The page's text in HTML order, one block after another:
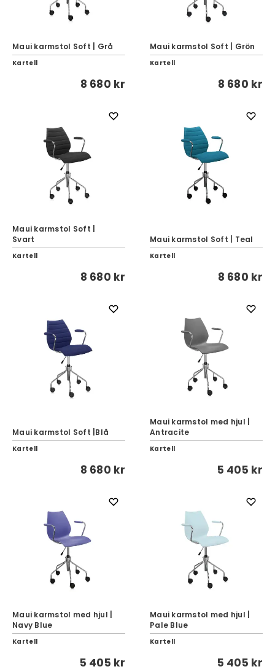
Maui karmstol Soft | Grå
Kartell
8 680 kr
Maui karmstol Soft | Grön
Kartell
8 680 kr
Maui karmstol Soft |
Svart
Kartell
8 680 kr
Maui karmstol Soft | Teal
Kartell
8 680 kr
Maui karmstol Soft |Blå
Kartell
8 680 kr
Maui karmstol med hjul |
Antracite
Kartell
5 405 kr
Maui karmstol med hjul |
Navy Blue
Kartell
5 405 kr
Maui karmstol med hjul |
Pale Blue
Kartell
5 405 kr